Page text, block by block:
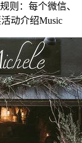
则：每个微信、
动介绍Music